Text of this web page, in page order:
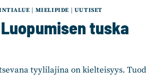
MIELIPIDE UUTISET
tuska
tyylilajina on kielteisyys.